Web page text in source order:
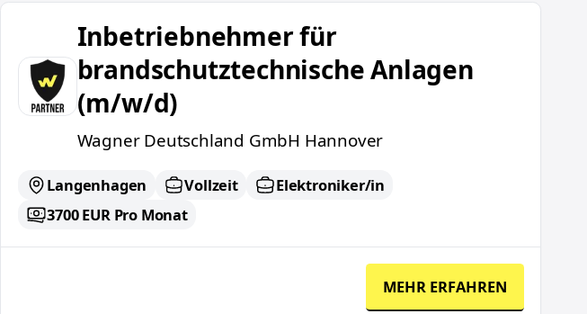
Inbetriebnehmer für brandschutztechnische Anlagen (m/w/d)
Inbetriebnehmer für
brandschutztechnische Anlagen
(m/w/d)
Wagner Deutschland GmbH Hannover
Langenhagen Vollzeit
Elektroniker/in
3700 EUR Pro Monat
MEHR ERFAHREN